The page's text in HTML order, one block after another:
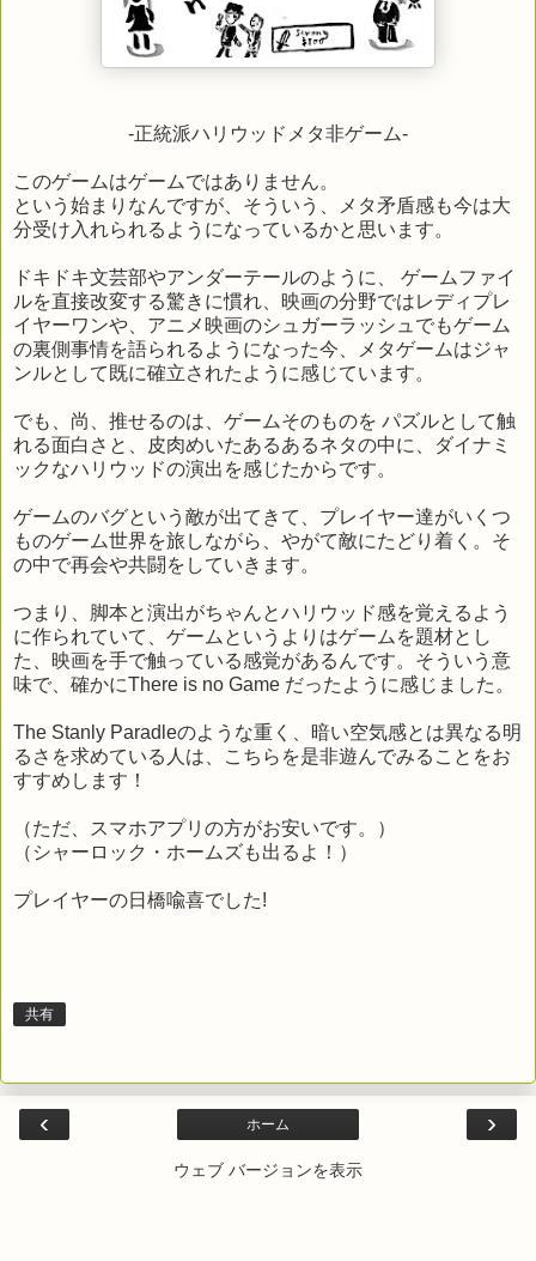
-正統派ハリウッドメタ非ゲーム-
このゲームはゲームではありません。
という始まりなんですが、そういう、メタ矛盾感も今は大
分受け入れられるようになっているかと思います。
ドキドキ文芸部やアンダーテールのように、 ゲームファイ
ルを直接改変する驚きに慣れ、映画の分野ではレディプレ
イヤーワンや、アニメ映画のシュガーラッシュでもゲーム
の裏側事情を語られるようになった今、メタゲームはジャ
ンルとして既に確立されたように感じています。
でも、尚、推せるのは、ゲームそのものを パズルとして触
れる面白さと、皮肉めいたあるあるネタの中に、ダイナミ
ックなハリウッドの演出を感じたからです。
ゲームのバグという敵が出てきて、プレイヤー達がいくつ
ものゲーム世界を旅しながら、やがて敵にたどり着く。そ
の中で再会や共闘をしていきます。
つまり、脚本と演出がちゃんとハリウッド感を覚えるよう
に作られていて、ゲームというよりはゲームを題材とし
た、映画を手で触っている感覚があるんです。そういう意
味で、確かにThere is no Game だったように感じました。
The Stanly Paradleのような重く、暗い空気感とは異なる明
るさを求めている人は、こちらを是非遊んでみることをお
すすめします！
（ただ、スマホアプリの方がお安いです。）
（シャーロック・ホームズも出るよ！）
プレイヤーの日橋喩喜でした!
共有
‹ ›
ホーム
ウェブ バージョンを表示